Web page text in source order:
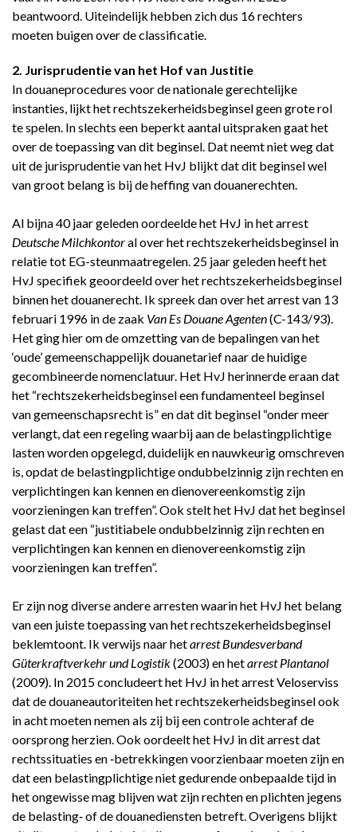
beantwoord. Uiteindelijk hebben zich dus 16 rechters
moeten buigen over de classificatie.
2. Jurisprudentie van het Hof van Justitie
In douaneprocedures voor de nationale gerechtelijke
instanties, lijkt het rechtszekerheidsbeginsel geen grote rol
te spelen. In slechts een beperkt aantal uitspraken gaat het
over de toepassing van dit beginsel. Dat neemt niet weg dat
uit de jurisprudentie van het HvJ blijkt dat dit beginsel wel
van groot belang is bij de heffing van douanerechten.
Al bijna 40 jaar geleden oordeelde het HvJ in het arrest
Deutsche Milchkontoral over het rechtszekerheidsbeginsel in
relatie tot EG-steunmaatregelen. 25 jaar geleden heeft het
HvJ specifiek geoordeeld over het rechtszekerheidsbeginsel
binnen het douanerecht. Ik spreek dan over het arrest van 13
februari 1996 in de zaak Van Es Douane Agenten(C-143/93).
Het ging hier om de omzetting van de bepalingen van het
‘oude’ gemeenschappelijk douanetarief naar de huidige
gecombineerde nomenclatuur. Het HvJ herinnerde eraan dat
het “rechtszekerheidsbeginsel een fundamenteel beginsel
van gemeenschapsrecht is” en dat dit beginsel “onder meer
verlangt, dat een regeling waarbij aan de belastingplichtige
lasten worden opgelegd, duidelijk en nauwkeurig omschreven
is, opdat de belastingplichtige ondubbelzinnig zijn rechten en
verplichtingen kan kennen en dienovereenkomstig zijn
voorzieningen kan treffen”. Ook stelt het HvJ dat het beginsel
gelast dat een “justitiabele ondubbelzinnig zijn rechten en
verplichtingen kan kennen en dienovereenkomstig zijn
voorzieningen kan treffen”.
Er zijn nog diverse andere arresten waarin het HvJ het belang
van een juiste toepassing van het rechtszekerheidsbeginsel
beklemtoont. Ik verwijs naar hetarrest Bundesverband
Güterkraftverkehr und Logistik(2003) en hetarrest Plantanol
(2009). In 2015 concludeert het HvJ in het arrest Veloserviss
dat de douaneautoriteiten het rechtszekerheidsbeginsel ook
in acht moeten nemen als zij bij een controle achteraf de
oorsprong herzien. Ook oordeelt het HvJ in dit arrest dat
rechtssituaties en ‑betrekkingen voorzienbaar moeten zijn en
dat een belastingplichtige niet gedurende onbepaalde tijd in
het ongewisse mag blijven wat zijn rechten en plichten jegens
de belasting‑ of de douanediensten betreft. Overigens blijkt